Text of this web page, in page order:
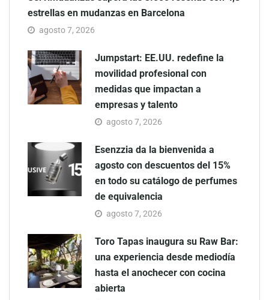
estrellas en mudanzas en Barcelona
agosto 7, 2026
Jumpstart: EE.UU. redefine la
movilidad profesional con
medidas que impactan a
empresas y talento
agosto 7, 2026
Esenzzia da la bienvenida a
agosto con descuentos del 15%
en todo su catálogo de perfumes
de equivalencia
agosto 7, 2026
Toro Tapas inaugura su Raw Bar:
una experiencia desde mediodía
hasta el anochecer con cocina
abierta